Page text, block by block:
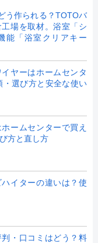
う作られる？TOTOバ
場を取材。浴室「シ
能「浴室クリアキー
ヤーはホームセンタ
・選び方と安全な使い
ームセンターで買え
方と直し方
イターの違いは？使
・口コミはどう？料